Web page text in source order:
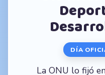
DÍA
La ONU lo fijó